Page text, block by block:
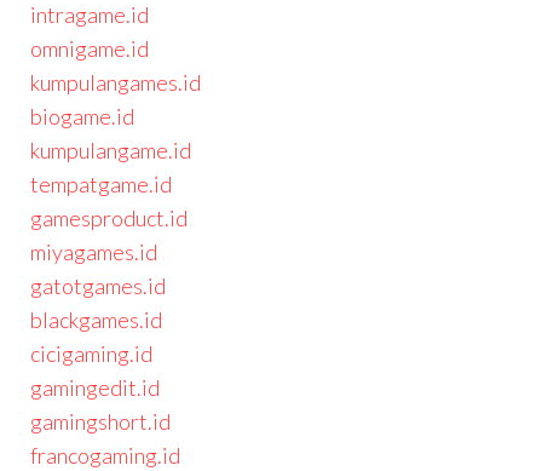
intragame.id
omnigame.id
kumpulangames.id
biogame.id
kumpulangame.id
tempatgame.id
gamesproduct.id
miyagames.id
gatotgames.id
blackgames.id
cicigaming.id
gamingedit.id
gamingshort.id
francogaming.id